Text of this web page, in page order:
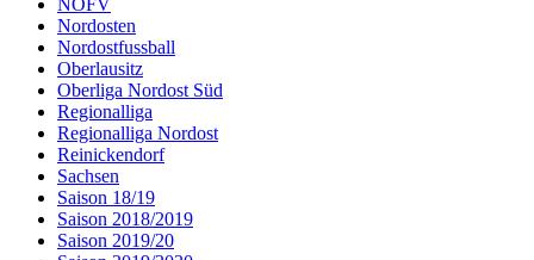
Nordosten
Nordostfussball
Oberlausitz
Oberliga Nordost Süd
Regionalliga
Regionalliga Nordost
Reinickendorf
Sachsen
Saison 18/19
Saison 2018/2019
Saison 2019/20